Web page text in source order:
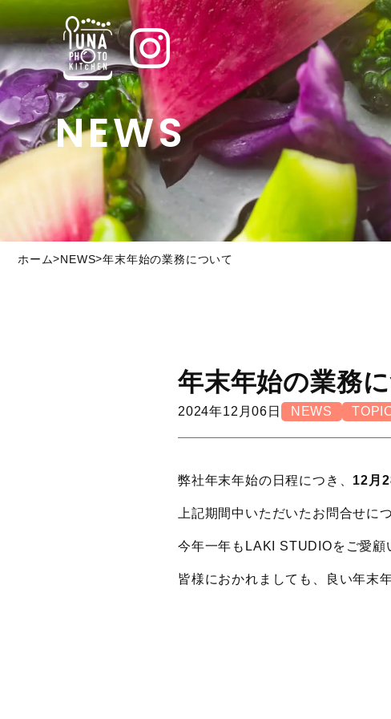
NEWS
ホーム>NEWS>年末年始の業務について
年末年始の業務
2024年12月06日 NEWS
弊社年末年始の日程につき、 12月
上記期間中いただいたお問合せに
今年一年もLAKI STUDIOをご愛顧
皆様におかれましても、良い年末